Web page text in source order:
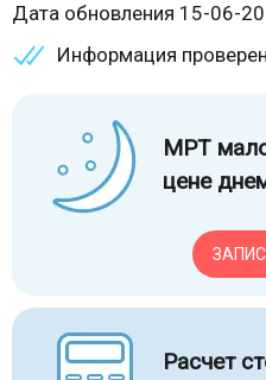
Дата обновления 15-06-
Информация
МРТ
цене
Расчет